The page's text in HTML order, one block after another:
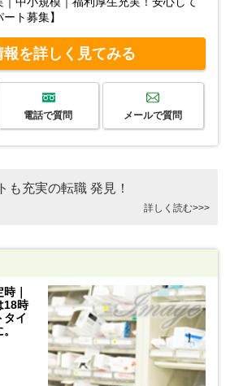
ト募集】
報を詳しく見てみる
電話で質問 メールで質問
も充実の転職 発見！
詳しく読む>>>
｜
18時
タイ